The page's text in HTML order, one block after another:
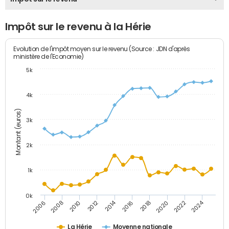
Impôt sur le revenu à la Hérie
Montant (euros)
Evolution de l'impôt moyen sur le revenu (Source : JDN d'après
ministère de l'Economie)
La Hérie Moyenne nationale
2006 2008 2010 2012 2014 2016 2018 2020 2022 2024
0k
1k
2k
3k
4k
5k